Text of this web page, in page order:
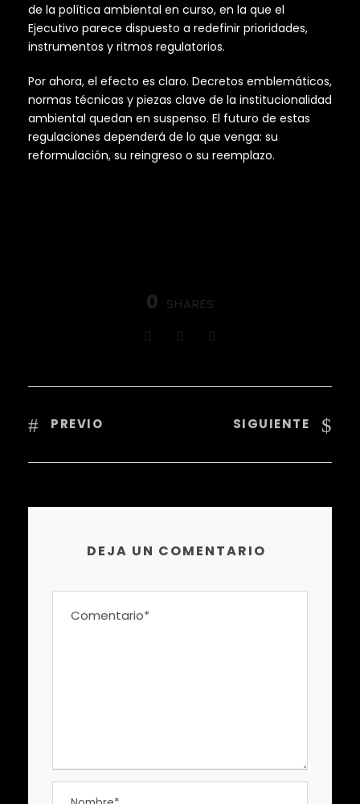
de la política ambiental en curso, en la que el
Ejecutivo parece dispuesto a redefinir prioridades,
instrumentos y ritmos regulatorios.
Por ahora, el efecto es claro. Decretos emblemáticos,
normas técnicas y piezas clave de la institucionalidad
ambiental quedan en suspenso. El futuro de estas
regulaciones dependerá de lo que venga: su
reformulación, su reingreso o su reemplazo.
0 SHARES
PREVIO SIGUIENTE
DEJA UN COMENTARIO